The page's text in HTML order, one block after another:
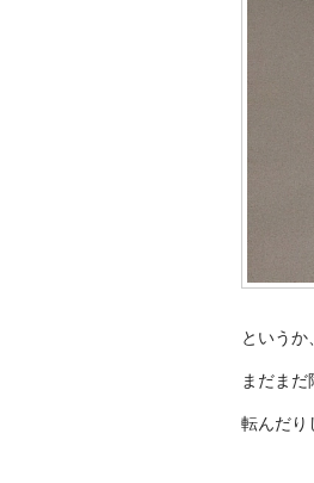
というか
まだま
転んだり